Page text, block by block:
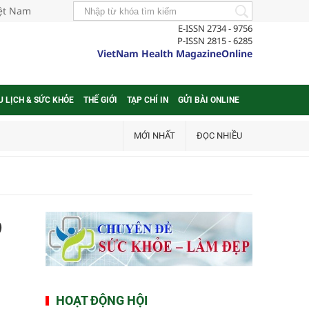
Nam
E-ISSN 2734 - 9756
P-ISSN 2815 - 6285
VietNam Health MagazineOnline
LỊCH & SỨC KHỎE THẾ GIỚI TẠP CHÍ IN GỬI BÀI ONLINE
MỚI NHẤT ĐỌC NHIỀU
HOẠT ĐỘNG HỘI